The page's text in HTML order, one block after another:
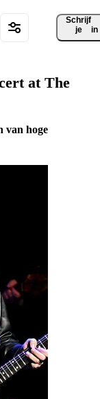
Schrijf
je
in
at The
van hoge